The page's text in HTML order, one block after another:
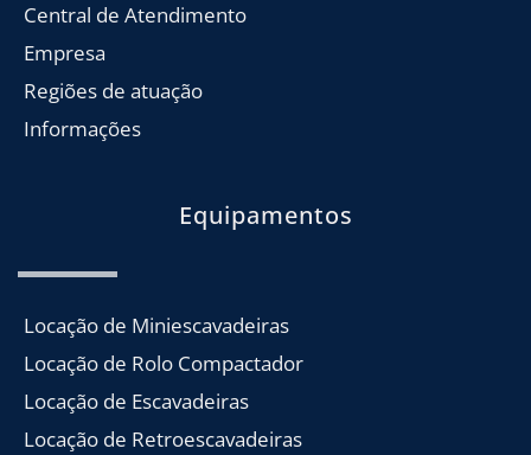
Central de Atendimento
Empresa
Regiões de atuação
Informações
Equipamentos
Locação de Miniescavadeiras
Locação de Rolo Compactador
Locação de Escavadeiras
Locação de Retroescavadeiras